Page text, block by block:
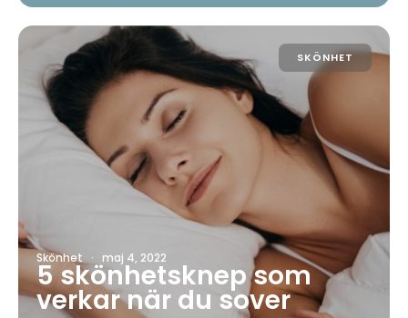
SKÖNHET
Skönhet · maj 4, 2022
5 skönhetsknep som
verkar när du sover